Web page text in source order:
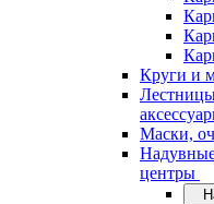
Круги и
Маски,
центры